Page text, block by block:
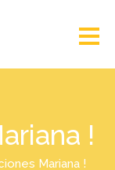
!
Mariana !